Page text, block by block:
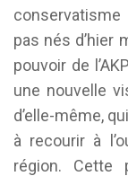
pas nés d’hier
pouvoir de
une nouvelle
d’elle-même,
à recourir à
région. Cette